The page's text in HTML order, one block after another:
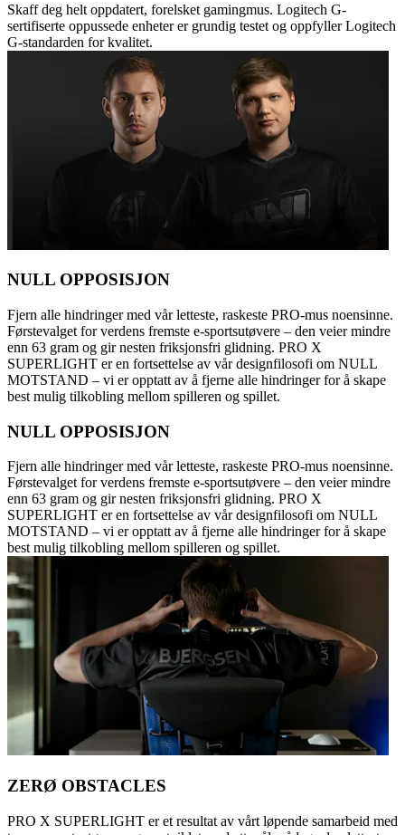
Skaff deg helt oppdatert, forelsket gamingmus. Logitech G-
sertifiserte oppussede enheter er grundig testet og oppfyller Logitech
G-standarden for kvalitet.
NULL OPPOSISJON
Fjern alle hindringer med vår letteste, raskeste PRO-mus noensinne.
Førstevalget for verdens fremste e-sportsutøvere – den veier mindre
enn 63 gram og gir nesten friksjonsfri glidning. PRO X
SUPERLIGHT er en fortsettelse av vår designfilosofi om NULL
MOTSTAND – vi er opptatt av å fjerne alle hindringer for å skape
best mulig tilkobling mellom spilleren og spillet.
NULL OPPOSISJON
Fjern alle hindringer med vår letteste, raskeste PRO-mus noensinne.
Førstevalget for verdens fremste e-sportsutøvere – den veier mindre
enn 63 gram og gir nesten friksjonsfri glidning. PRO X
SUPERLIGHT er en fortsettelse av vår designfilosofi om NULL
MOTSTAND – vi er opptatt av å fjerne alle hindringer for å skape
best mulig tilkobling mellom spilleren og spillet.
ZERØ OBSTACLES
PRO X SUPERLIGHT er et resultat av vårt løpende samarbeid med